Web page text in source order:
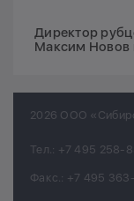
Директор
Максим Новов
2026 ООО
Тел.: +7 495 258-
Факс.: +7 495